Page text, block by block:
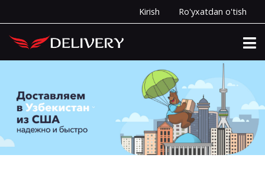
Kirish Ro'yxatdan o'tish